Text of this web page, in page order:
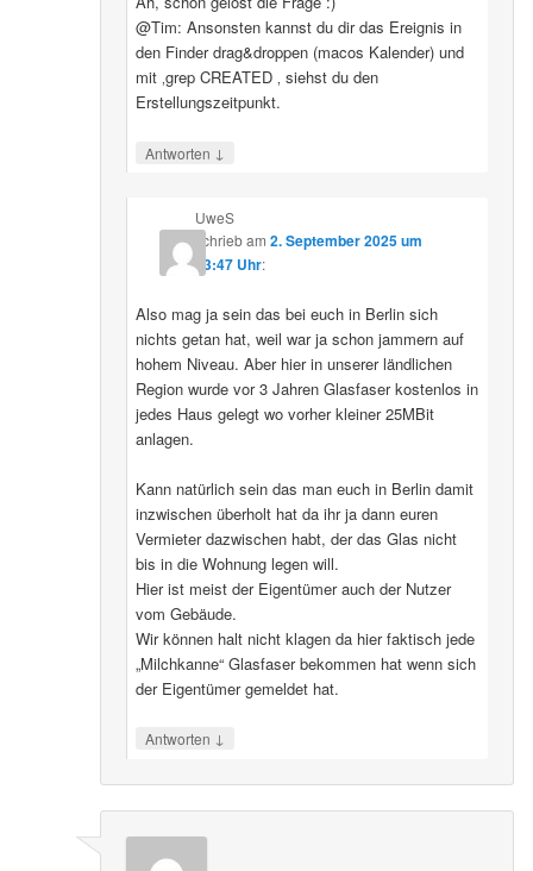
@Tim: Ansonsten kannst du dir das Ereignis in
den Finder drag&droppen (macos Kalender) und
mit ‚grep CREATED ‚ siehst du den
Erstellungszeitpunkt.
Antworten ↓
UweS
schriebam 2. September 2025 um
13:47 Uhr:
Also mag ja sein das bei euch in Berlin sich
nichts getan hat, weil war ja schon jammern auf
hohem Niveau. Aber hier in unserer ländlichen
Region wurde vor 3 Jahren Glasfaser kostenlos in
jedes Haus gelegt wo vorher kleiner 25MBit
anlagen.
Kann natürlich sein das man euch in Berlin damit
inzwischen überholt hat da ihr ja dann euren
Vermieter dazwischen habt, der das Glas nicht
bis in die Wohnung legen will.
Hier ist meist der Eigentümer auch der Nutzer
vom Gebäude.
Wir können halt nicht klagen da hier faktisch jede
„Milchkanne“ Glasfaser bekommen hat wenn sich
der Eigentümer gemeldet hat.
Antworten ↓